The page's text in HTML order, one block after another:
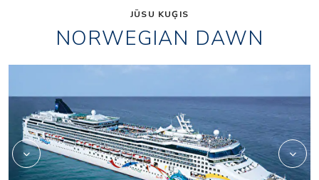
JŪSU KUĢIS
NORWEGIAN DAWN